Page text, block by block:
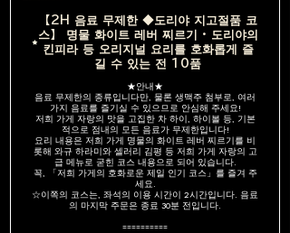
【2H 음료 무제한 ◆도리야 지고절품 코
스】 명물 화이트 레버 찌르기 · 도리야의
킨피라 등 오리지널 요리를 호화롭게 즐
길 수 있는 전 10품
★안내★
음료 무제한의 종류입니다만, 물론 생맥주 첨부로, 여러
가지 음료를 즐기실 수 있으므로 안심해 주세요!
저희 가게 자랑의 맛을 고집한 차 하이, 하이볼 등, 기본
적으로 점내의 모든 음료가 무제한입니다!
요리 내용은 저희 가게 명물의 화이트 레버 찌르기를 비
롯해 와규 하라미와 셀러리 김평 등 저희 가게 자랑의 고
급 메뉴로 굳힌 코스 내용으로 되어 있습니다.
꼭, 「저희 가게의 호화로운 제일 인기 코스」를 즐겨 주
세요.
☆이쪽의 코스는, 좌석의 이용 시간이 2시간입니다. 음료
의 마지막 주문은 종료 30분 전입니다.
==========